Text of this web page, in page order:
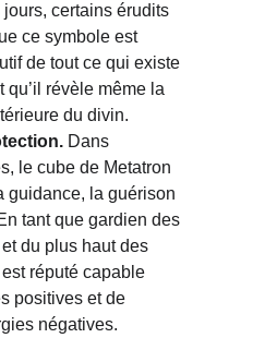
certains érudits
ce symbole est
de tout ce qui existe
qu’il révèle même la
du divin.
Dans
le cube de Metatron
guidance, la guérison
tant que gardien des
du plus haut des
réputé capable
positives et de
négatives.